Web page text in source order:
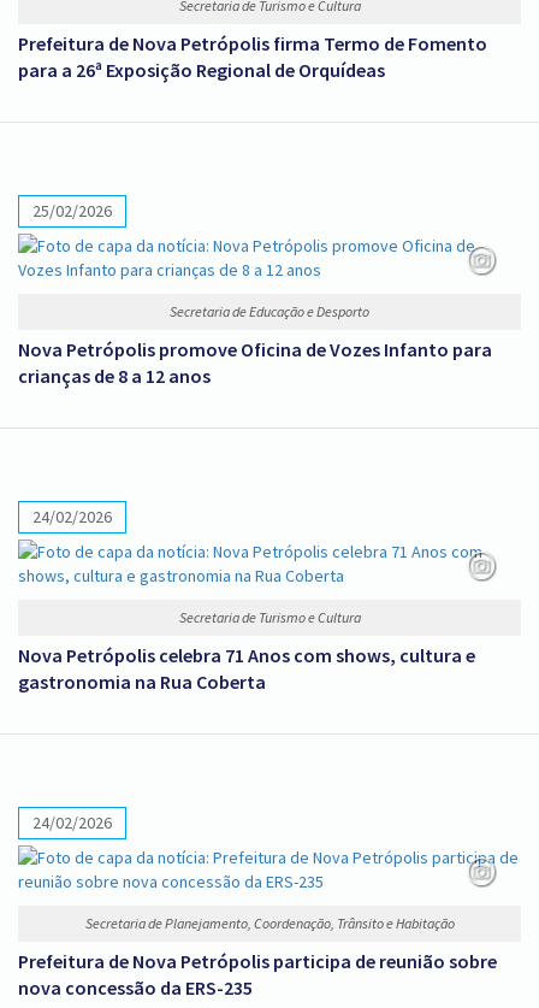
Secretaria de Turismo e Cultura
Prefeitura de Nova Petrópolis firma Termo de Fomento
para a 26ª Exposição Regional de Orquídeas
25/02/2026
Secretaria de Educação e Desporto
Nova Petrópolis promove Oficina de Vozes Infanto para
crianças de 8 a 12 anos
24/02/2026
Secretaria de Turismo e Cultura
Nova Petrópolis celebra 71 Anos com shows, cultura e
gastronomia na Rua Coberta
24/02/2026
Secretaria de Planejamento, Coordenação, Trânsito e Habitação
Prefeitura de Nova Petrópolis participa de reunião sobre
nova concessão da ERS-235